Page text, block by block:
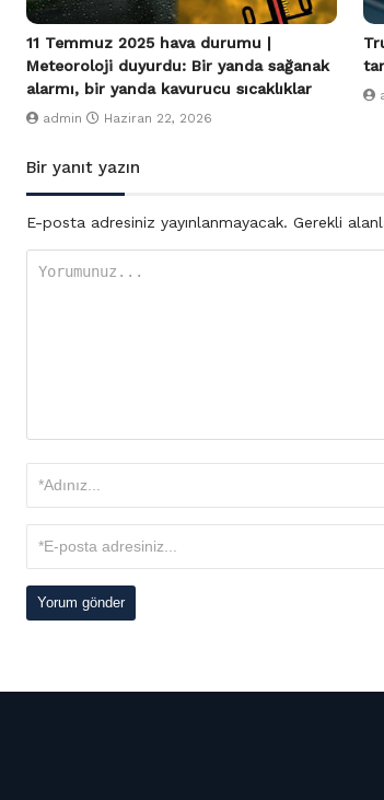
11 Temmuz 2025 hava durumu |
Meteoroloji duyurdu: Bir yanda sağanak
alarmı, bir yanda kavurucu sıcaklıklar
admin Haziran 22, 2026
Bir yanıt yazın
E-posta adresiniz yayınlanmayacak. Gerekli